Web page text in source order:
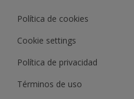
Política de cookies
Cookie settings
Política de privacidad
Términos de uso